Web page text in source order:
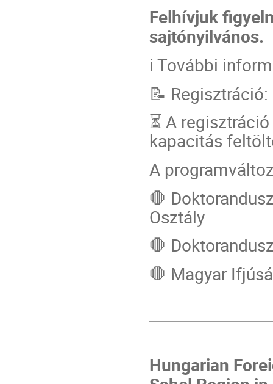
Felhívjuk
sajtónyilvános.
ℹ️ További
📝 Regisztráció:
⏳ A
kapacitás
A
🛑
Osztály
🛑
🛑 Magyar
Hungarian